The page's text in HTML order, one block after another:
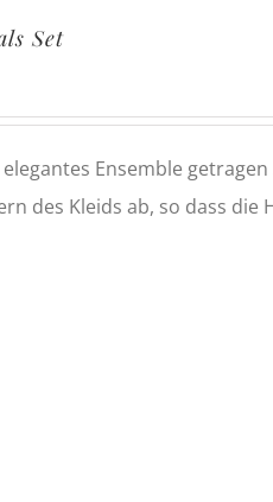
Set
Ensemble
des Kleids ab, so dass die